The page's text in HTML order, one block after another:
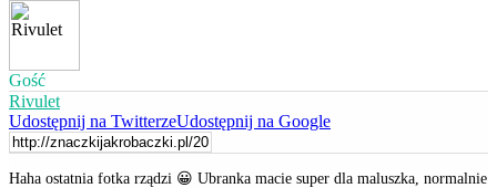
Gość
Rivulet
Udostępnij na TwitterzeUdostępnij na Google
Haha ostatnia fotka rządzi 😀 Ubranka macie super dla maluszka, normalnie